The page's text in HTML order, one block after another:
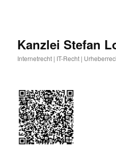
Kanzlei Stefan
Internetrecht | IT-Recht |